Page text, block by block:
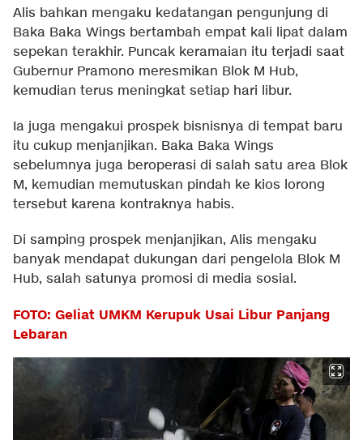
Alis bahkan mengaku kedatangan pengunjung di
Baka Baka Wings bertambah empat kali lipat dalam
sepekan terakhir. Puncak keramaian itu terjadi saat
Gubernur Pramono meresmikan Blok M Hub,
kemudian terus meningkat setiap hari libur.
Ia juga mengakui prospek bisnisnya di tempat baru
itu cukup menjanjikan. Baka Baka Wings
sebelumnya juga beroperasi di salah satu area Blok
M, kemudian memutuskan pindah ke kios lorong
tersebut karena kontraknya habis.
Di samping prospek menjanjikan, Alis mengaku
banyak mendapat dukungan dari pengelola Blok M
Hub, salah satunya promosi di media sosial.
FOTO: Geliat UMKM Kerupuk Usai Libur Panjang
Lebaran